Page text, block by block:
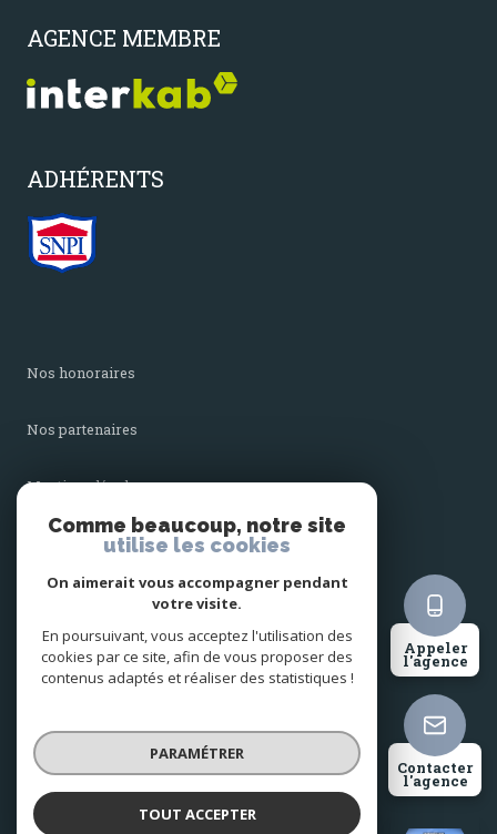
Appeler
l'agence
Contacter
l'agence
AGENCE MEMBRE
ADHÉRENTS
nos honoraires
nos partenaires
mentions légales
cookies
© 2026 | Tous droits réservés
Réalisé par
Comme beaucoup, notre site
utilise les cookies
On aimerait vous accompagner pendant
votre visite.
En poursuivant, vous acceptez l'utilisation des
cookies par ce site, afin de vous proposer des
contenus adaptés et réaliser des statistiques !
PARAMÉTRER
TOUT ACCEPTER